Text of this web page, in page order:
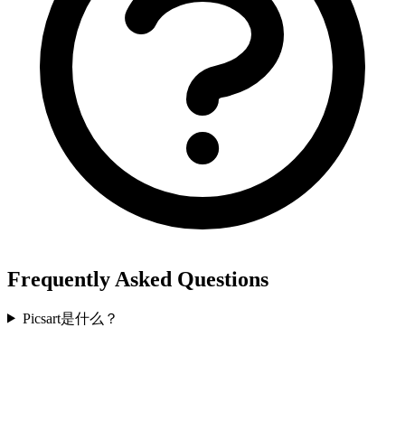
Frequently Asked Questions
Picsart是什么？